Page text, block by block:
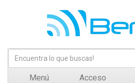
Menú Acceso